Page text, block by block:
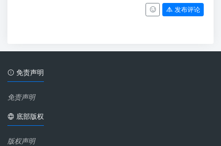
发布评论
免责声明
免责声明
底部版权
版权声明